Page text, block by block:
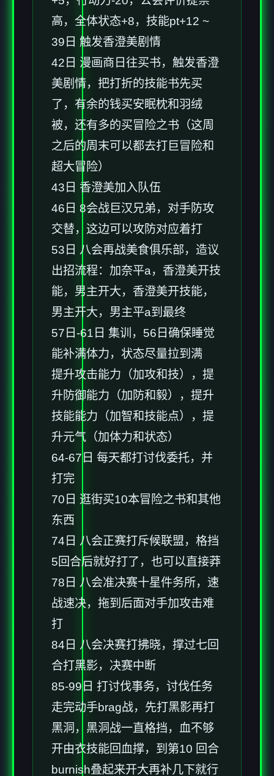
高，全体状态+8，技能pt+12 ~
39日 触发香澄美剧情
42日 漫画商日往买书，触发香澄
美剧情，把打折的技能书先买
了，有余的钱买安眠枕和羽绒
被，还有多的买冒险之书（这周
之后的周末可以都去打巨冒险和
超大冒险）
43日 香澄美加入队伍
46日 8会战巨汉兄弟，对手防攻
交替，这边可以攻防对应着打
53日 八会再战美食俱乐部，造议
出招流程：加奈平a，香澄美开技
能，男主开大，香澄美开技能，
男主开大，男主平a到最终
57日-61日 集训，56日确保睡觉
能补满体力，状态尽量拉到满
提升攻击能力（加攻和技），提
升防御能力（加防和毅），提升
技能能力（加智和技能点），提
升元气（加体力和状态）
64-67日 每天都打讨伐委托，并
打完
70日 逛街买10本冒险之书和其他
东西
74日 八会正赛打斥候联盟，格挡
5回合后就好打了，也可以直接莽
78日 八会准决赛十星件务所，速
战速决，拖到后面对手加攻击难
打
84日 八会决赛打拂晓，撑过七回
合打黑影，决赛中断
85-99日 打讨伐事务，讨伐任务
走完动手brag战，先打黑影再打
黑洞，黑洞战一直格挡，血不够
开由衣技能回血撑，到第10 回合
burnish叠起来开大再补几下就行